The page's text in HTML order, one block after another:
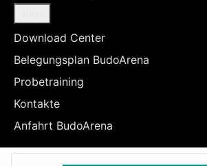
Download Center
Belegungsplan BudoArena
Probetraining
Kontakte
Anfahrt BudoArena